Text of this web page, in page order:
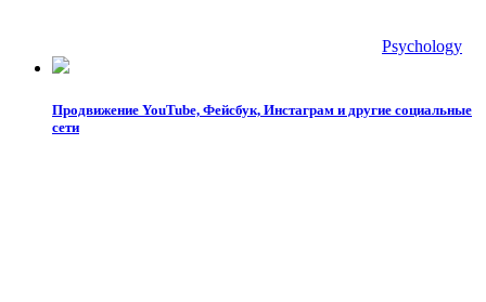
Psychology
Продвижение YouTube, Фейсбук, Инстаграм и другие социальные
сети